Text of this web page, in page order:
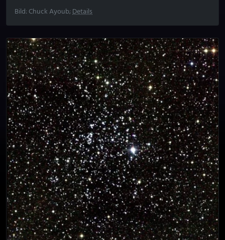
Bild: Chuck Ayoub;Details